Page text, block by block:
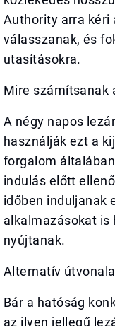
Authority arra kéri
válasszanak, és
utasításokra.
Mire számítsanak
A négy napos
használják ezt a
forgalom
indulás előtt
időben induljanak
alkalmazásokat is
nyújtanak.
Alternatív
Bár a hatóság
az ilyen jellegű